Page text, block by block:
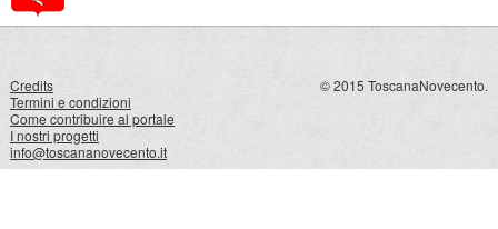
Credits
Termini e condizioni
Come contribuire al portale
I nostri progetti
info@toscananovecento.it
© 2015 ToscanaNovecento.